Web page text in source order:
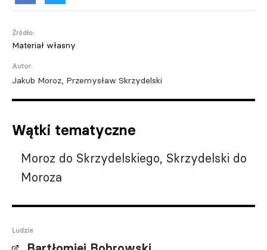
Źródło:
Materiał własny
Autor:
Jakub Moroz, Przemysław Skrzydelski
Wątki tematyczne
Moroz do Skrzydelskiego, Skrzydelski do
Moroza
Ludzie